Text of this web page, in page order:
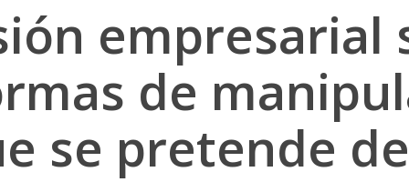
empresarial
de
se pretende